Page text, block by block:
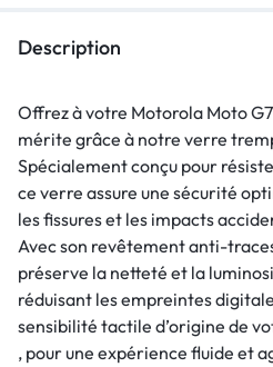
Description
Offrez à votre Motorola Moto
mérite grâce à notre verre
Spécialement conçu pour
ce verre assure une sécurité
les fissures et les impacts
Avec son revêtement anti-
préserve la netteté et la
réduisant les empreintes
sensibilité tactile d’origine de
, pour une expérience fluide et